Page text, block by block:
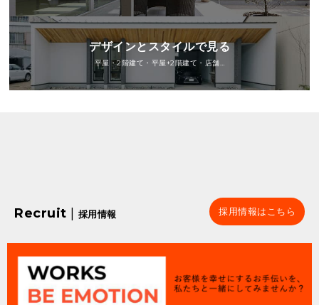
デザインとスタイルで見る
平屋・2階建て・平屋+2階建て・店舗…
Recruit 採用情報 採用情報はこちら